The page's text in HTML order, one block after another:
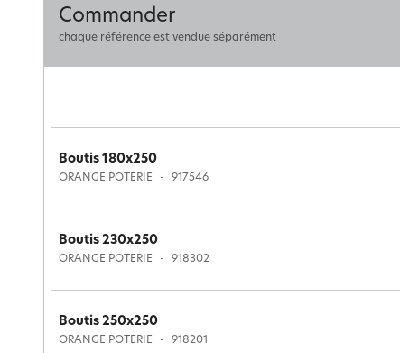
Commander
chaque référence est vendue séparément
Boutis 180x250
ORANGE POTERIE 917546
Boutis 230x250
ORANGE POTERIE 918302
Boutis 250x250
ORANGE POTERIE 918201